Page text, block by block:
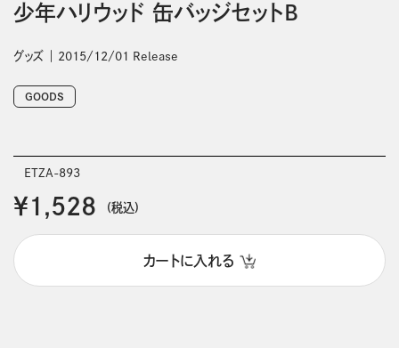
少年ハリウッド 缶バッジセットB
グッズ 2015/12/01 Release
GOODS
ETZA-893
￥1,528 (税込)
カートに入れる